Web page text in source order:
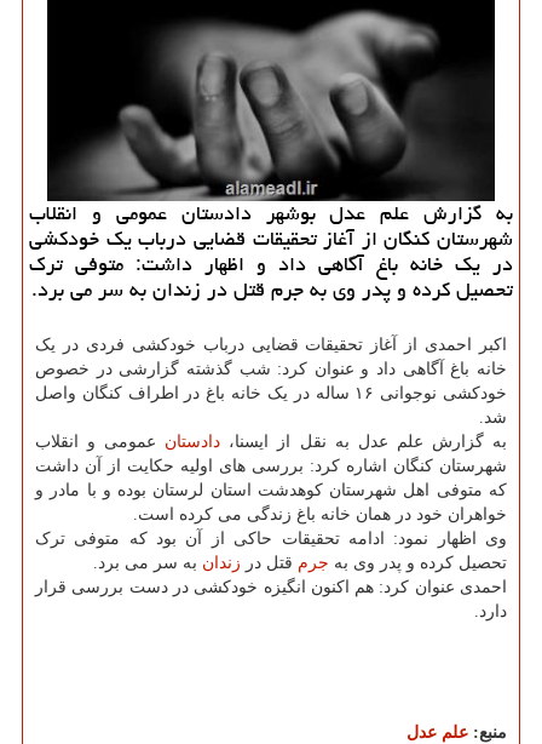
به گزارش علم عدل بوشهر دادستان عمومی و انقلاب
شهرستان كنگان از آغاز تحقیقات قضایی درباب یك خودكشی
در یك خانه باغ آگاهی داد و اظهار داشت: متوفی ترك
تحصیل كرده و پدر وی به جرم قتل در زندان به سر می برد.
اکبر احمدی از آغاز تحقیقات قضایی درباب خودکشی فردی در یک
خانه باغ آگاهی داد و عنوان کرد: شب گذشته گزارشی در خصوص
خودکشی نوجوانی ۱۶ ساله در یک خانه باغ در اطراف کنگان واصل
شد.
به گزارش علم عدل به نقل از ایسنا، دادستان عمومی و انقلاب
شهرستان کنگان اشاره کرد: بررسی های اولیه حکایت از آن داشت
که متوفی اهل شهرستان کوهدشت استان لرستان بوده و با مادر و
خواهران خود در همان خانه باغ زندگی می کرده است.
وی اظهار نمود: ادامه تحقیقات حاکی از آن بود که متوفی ترک
تحصیل کرده و پدر وی به جرم قتل در زندان به سر می برد.
احمدی عنوان کرد: هم اکنون انگیزه خودکشی در دست بررسی قرار
دارد.
منبع: علم عدل